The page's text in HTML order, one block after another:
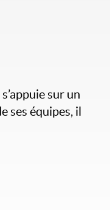
sur un
ses équipes, il